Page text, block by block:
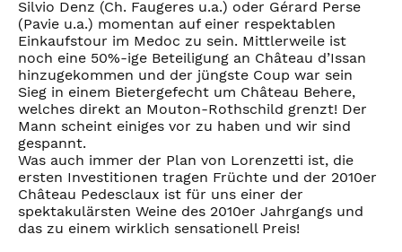
Silvio Denz (Ch. Faugeres u.a.) oder Gérard Perse
(Pavie u.a.) momentan auf einer respektablen
Einkaufstour im Medoc zu sein. Mittlerweile ist
noch eine 50%-ige Beteiligung an Château d’Issan
hinzugekommen und der jüngste Coup war sein
Sieg in einem Bietergefecht um Château Behere,
welches direkt an Mouton-Rothschild grenzt! Der
Mann scheint einiges vor zu haben und wir sind
gespannt.
Was auch immer der Plan von Lorenzetti ist, die
ersten Investitionen tragen Früchte und der 2010er
Château Pedesclaux ist für uns einer der
spektakulärsten Weine des 2010er Jahrgangs und
das zu einem wirklich sensationell Preis!